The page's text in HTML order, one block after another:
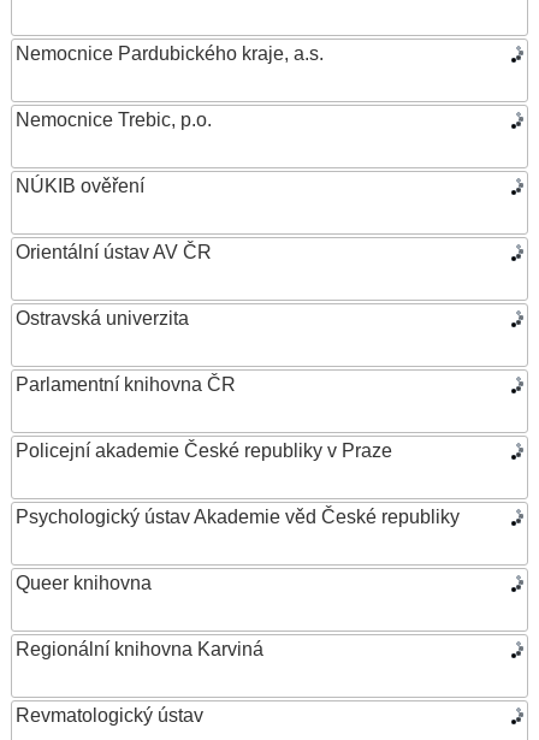
Nemocnice Pardubického kraje, a.s.
Nemocnice Trebic, p.o.
NÚKIB ověření
Orientální ústav AV ČR
Ostravská univerzita
Parlamentní knihovna ČR
Policejní akademie České republiky v Praze
Psychologický ústav Akademie věd České republiky
Queer knihovna
Regionální knihovna Karviná
Revmatologický ústav